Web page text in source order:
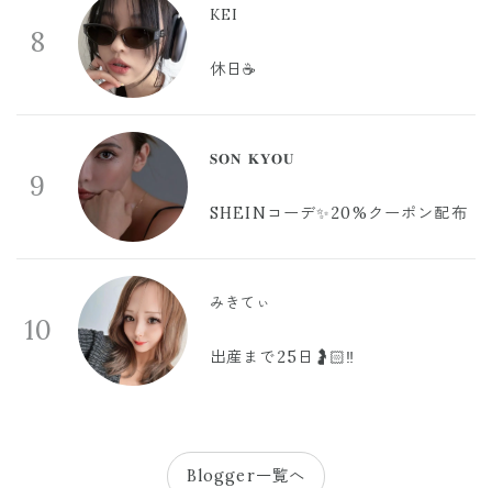
8
KEI
休日☕️
9
𝐒𝐎𝐍 𝐊𝐘𝐎𝐔
SHEINコーデ✨20%クーポン配布
10
みきてぃ
出産まで25日🤰🏻‼️
Blogger一覧へ